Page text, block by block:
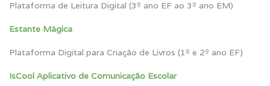
Plataforma de Leitura Digital (3º ano EF ao 3º ano EM)
Estante Mágica
Plataforma Digital para Criação de Livros (1º e 2º ano EF)
IsCool Aplicativo de Comunicação Escolar